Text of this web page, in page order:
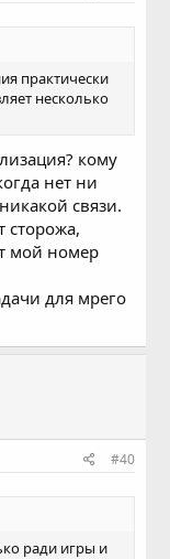
практически
несколько
кому
нет ни
связи.
сторожа,
мой номер
для мрего
#40
ради игры и